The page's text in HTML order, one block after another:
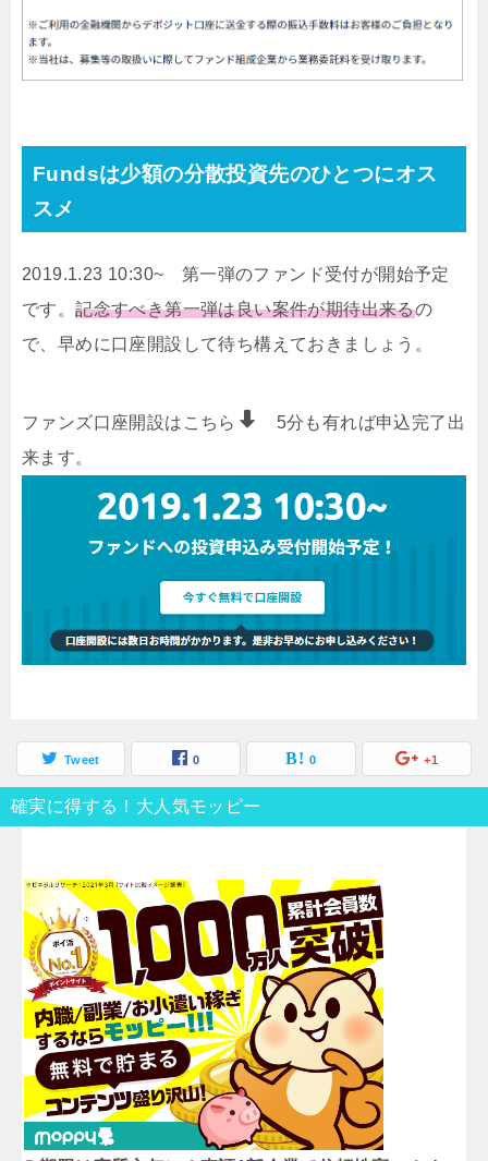
Fundsは少額の分散投資先のひとつにオス
スメ
2019.1.23 10:30~ 第一弾のファンド受付が開始予定
です。記念すべき第一弾は良い案件が期待出来るの
で、早めに口座開設して待ち構えておきましょう。
ファンズ口座開設はこちら
5分も有れば申込完了出
来ます。
Tweet 0 0 +1
確実に得する！大人気モッピー